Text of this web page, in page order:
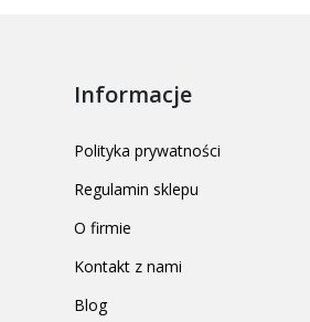
Informacje
Polityka prywatności
Regulamin sklepu
O firmie
Kontakt z nami
Blog